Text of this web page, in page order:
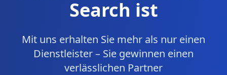
Search ist
Mit uns erhalten Sie mehr als nur einen
Dienstleister – Sie gewinnen einen
verlässlichen Partner